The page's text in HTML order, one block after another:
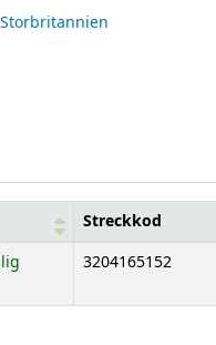
Storbritannien
Streckkod
3204165152